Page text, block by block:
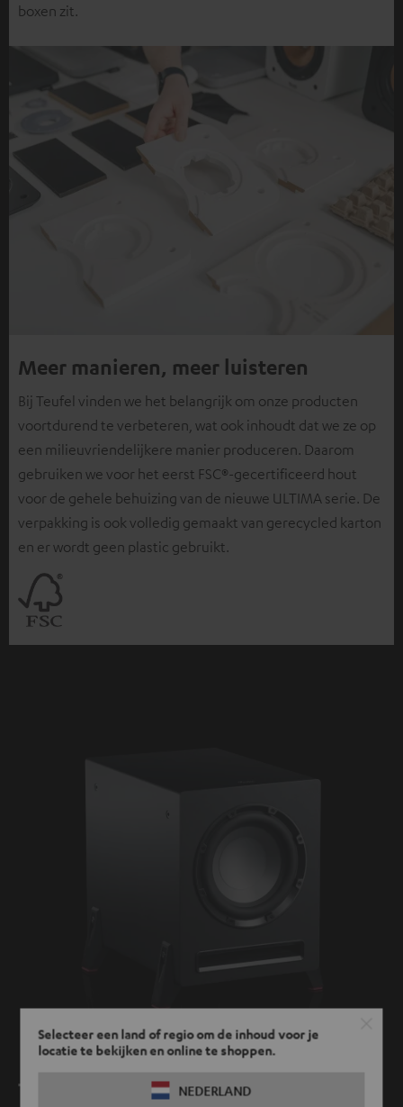
Selecteer een land of regio om de inhoud voor je
locatie te bekijken en online te shoppen.
NEDERLAND
boxen zit.
Meer manieren, meer luisteren
Bij Teufel vinden we het belangrijk om onze producten
voortdurend te verbeteren, wat ook inhoudt dat we ze op
een milieuvriendelijkere manier produceren. Daarom
gebruiken we voor het eerst FSC®-gecertificeerd hout
voor de gehele behuizing van de nieuwe ULTIMA serie. De
verpakking is ook volledig gemaakt van gerecycled karton
en er wordt geen plastic gebruikt.
T 8 subwoofer